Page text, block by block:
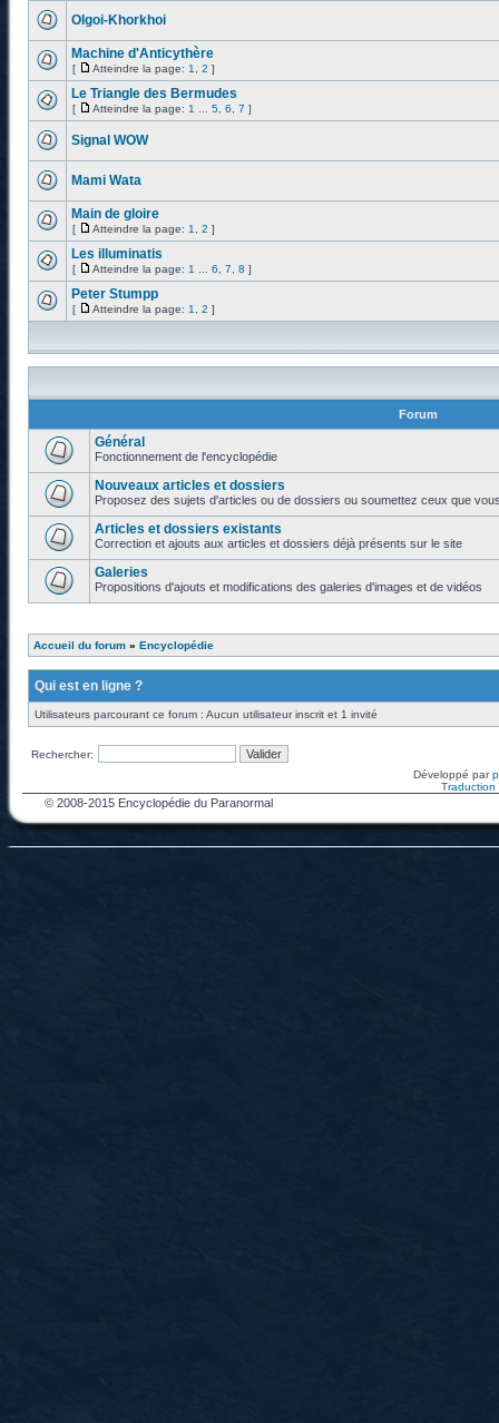
Olgoi-Khorkhoi
Machine d'Anticythère
[ Atteindre la page: 1 2 ]
Le Triangle des Bermudes
[ Atteindre la page: 1 5 6 7 ]
Signal WOW
Mami Wata
Main de gloire
[ Atteindre la page: 1 2 ]
Les illuminatis
[ Atteindre la page: 1 6 7 8 ]
Peter Stumpp
[ Atteindre la page: 1 2 ]
Forum
Général
Fonctionnement de l'encyclopédie
Nouveaux articles et dossiers
Proposez des sujets d'articles ou de dossiers ou soumettez ceux que
Articles et dossiers existants
Correction et ajouts aux articles et dossiers déjà présents sur le site
Galeries
Propositions d'ajouts et modifications des galeries d'images et de vidéos
Accueil du forum » Encyclopédie
Qui est en ligne ?
Utilisateurs parcourant ce forum : Aucun utilisateur inscrit et 1 invité
Rechercher:
Développé par
Traduction
© 2008-2015 Encyclopédie du Paranormal